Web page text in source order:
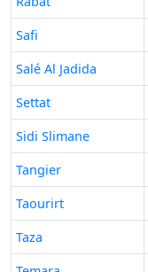
Safi
Salé Al Jadida
Settat
Sidi Slimane
Tangier
Taourirt
Taza